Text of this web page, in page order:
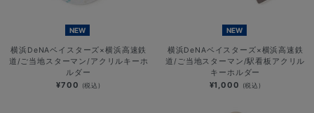
NEW
横浜DeNAベイスターズ×横浜高速鉄
道/ご当地スターマン/アクリルキーホ
ルダー
¥700 (税込)
NEW
横浜DeNAベイスターズ×横浜高速鉄
道/ご当地スターマン/駅看板アクリル
キーホルダー
¥1,000 (税込)